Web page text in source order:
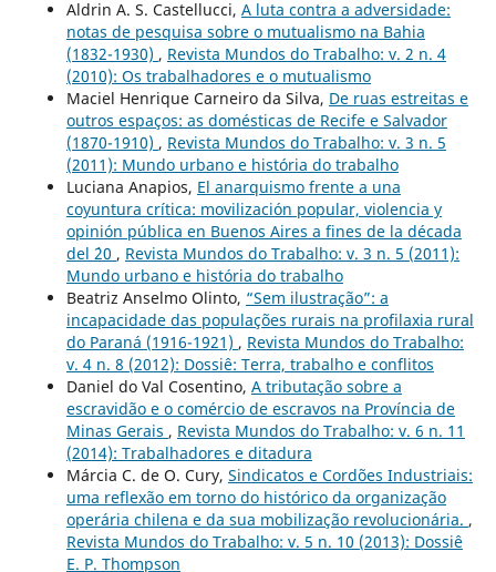
Aldrin A. S. Castellucci, A luta contra a adversidade:
notas de pesquisa sobre o mutualismo na Bahia
(1832-1930) , Revista Mundos do Trabalho: v. 2 n. 4
(2010): Os trabalhadores e o mutualismo
Maciel Henrique Carneiro da Silva, De ruas estreitas e
outros espaços: as domésticas de Recife e Salvador
(1870-1910) , Revista Mundos do Trabalho: v. 3 n. 5
(2011): Mundo urbano e história do trabalho
Luciana Anapios, El anarquismo frente a una
coyuntura crítica: movilización popular, violencia y
opinión pública en Buenos Aires a fines de la década
del ´20 , Revista Mundos do Trabalho: v. 3 n. 5 (2011):
Mundo urbano e história do trabalho
Beatriz Anselmo Olinto, “Sem ilustração”: a
incapacidade das populações rurais na profilaxia rural
do Paraná (1916-1921) , Revista Mundos do Trabalho:
v. 4 n. 8 (2012): Dossiê: Terra, trabalho e conflitos
Daniel do Val Cosentino, A tributação sobre a
escravidão e o comércio de escravos na Província de
Minas Gerais , Revista Mundos do Trabalho: v. 6 n. 11
(2014): Trabalhadores e ditadura
Márcia C. de O. Cury, Sindicatos e Cordões Industriais:
uma reflexão em torno do histórico da organização
operária chilena e da sua mobilização revolucionária. ,
Revista Mundos do Trabalho: v. 5 n. 10 (2013): Dossiê
E. P. Thompson